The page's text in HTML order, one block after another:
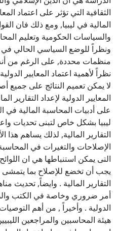
الثقافية التي تؤثر على اعتماد
المالية في ليبيا, ومع ذلك فان
والسياسات الحكومية وتعليم
ونظراً للوضع السياسي الحالي في
منظمات محددة, على الرغم من
نظراً لأهمية اعتماد المعايير
لا يمكن تعميم النتائج على جميع
المعايير الدولية لإعداد التقارير
على أدبيات المحاسبة المالية في
ليبيا بشكل خاص لتبنى تحديات
التقارير المالية, لذلك يساهم
الإصلاحات والتغيرات في
التى يمكن استنباطها هي ان
يجب أن تخضع للإصلاح بما يتمشى
التقارير المالية . وايضاً, تحديث
أمر ضروري وخاصة في الكتب
الدولية . وأخيراً , من أهم
هيئة المحاسبين والمراجعين